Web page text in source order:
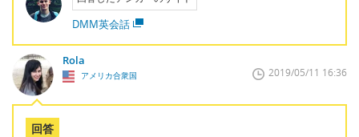
DMM英会話
Rola
アメリカ合衆国 2019/05/11 16:36
回答